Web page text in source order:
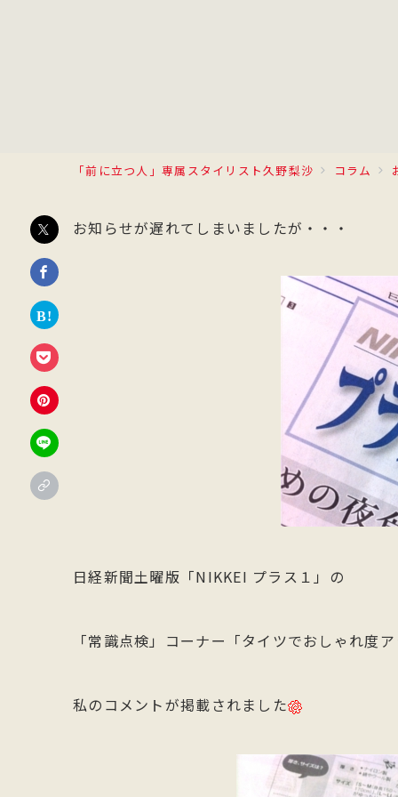
「前に立つ人」専属スタイリスト久野梨沙 コラム
お知らせが遅れてしまいましたが・・・
日経新聞土曜版「NIKKEI プラス１」の
「常識点検」コーナー「タイツでおしゃれ度
私のコメントが掲載されました